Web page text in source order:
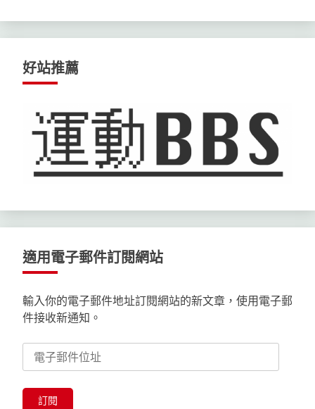
好站推薦
適用電子郵件訂閱網站
輸入你的電子郵件地址訂閱網站的新文章，使用電子郵
件接收新通知。
子
訂閱